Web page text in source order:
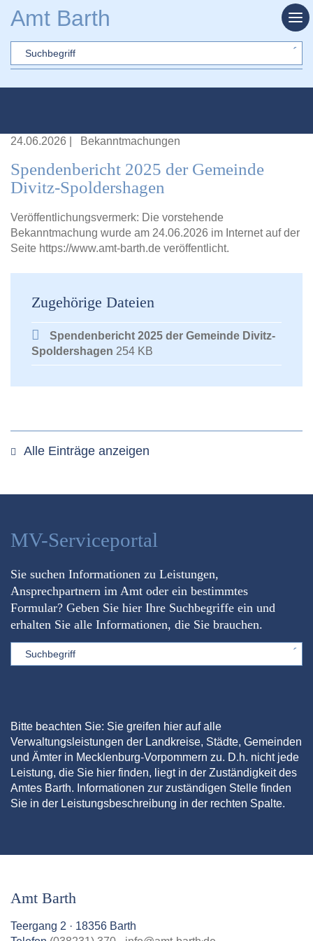
Amt Barth
Sword
24.06.2026 Bekanntmachungen
Spendenbericht 2025 der Gemeinde
Divitz-Spoldershagen
Veröffentlichungsvermerk: Die vorstehende
Bekanntmachung wurde am 24.06.2026 im Internet auf der
Seite https://www.amt-barth.de veröffentlicht.
Zugehörige Dateien
Spendenbericht 2025 der Gemeinde Divitz-
Spoldershagen 254 KB
Alle Einträge anzeigen
MV-Serviceportal
Sie suchen Informationen zu Leistungen,
Ansprechpartnern im Amt oder ein bestimmtes
Formular? Geben Sie hier Ihre Suchbegriffe ein und
erhalten Sie alle Informationen, die Sie brauchen.
Sword
Bitte beachten Sie: Sie greifen hier auf alle
Verwaltungsleistungen der Landkreise, Städte, Gemeinden
und Ämter in Mecklenburg-Vorpommern zu. D.h. nicht jede
Leistung, die Sie hier finden, liegt in der Zuständigkeit des
Amtes Barth. Informationen zur zuständigen Stelle finden
Sie in der Leistungsbeschreibung in der rechten Spalte.
Amt Barth
Teergang 2 · 18356 Barth
.